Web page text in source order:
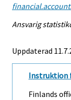
Ansvarig
Uppdaterad
Instruktion
Finlands